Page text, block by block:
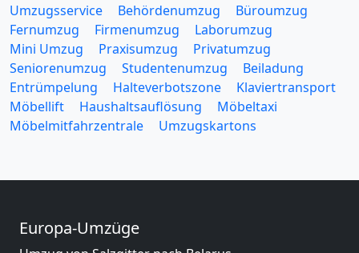
Umzugsservice Behördenumzug
Büroumzug
Fernumzug
Firmenumzug
Laborumzug
Mini Umzug
Praxisumzug
Privatumzug
Seniorenumzug
Studentenumzug
Beiladung
Entrümpelung
Halteverbotszone
Klaviertransport
Möbellift
Haushaltsauflösung
Möbeltaxi
Möbelmitfahrzentrale
Umzugskartons
Europa-Umzüge